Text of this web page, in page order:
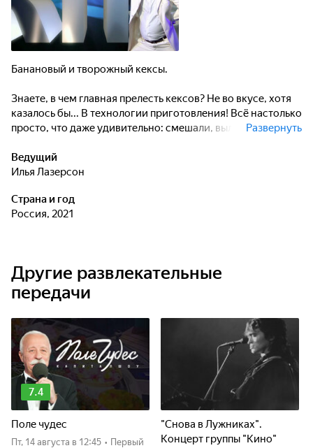
Банановый и творожный кексы.
Знаете, в чем главная прелесть кексов? Не во вкусе, хотя
казалось бы... В технологии приготовления! Всё настолько
просто, что даже удивительно: смешали, выложили в
готовности
Развернуть
Ведущий
Илья Лазерсон
Страна и год
Россия, 2021
Другие развлекательные
передачи
7.4
Поле чудес
пт, 14 августа в 12:45 • Первый
"Снова в Лужниках".
Концерт группы "Кино"